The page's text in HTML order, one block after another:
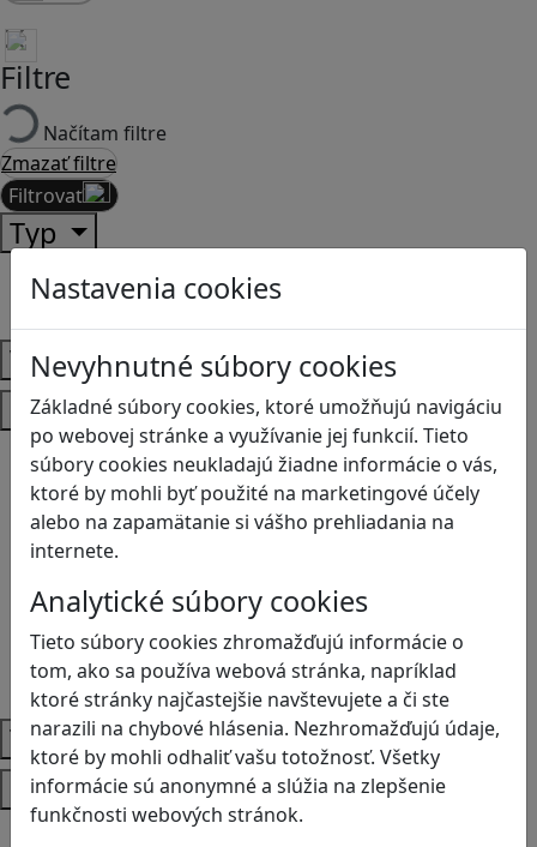
Nastavenia cookies
Nevyhnutné súbory cookies
Základné súbory cookies, ktoré umožňujú navigáciu
po webovej stránke a využívanie jej funkcií. Tieto
súbory cookies neukladajú žiadne informácie o vás,
ktoré by mohli byť použité na marketingové účely
alebo na zapamätanie si vášho prehliadania na
internete.
Analytické súbory cookies
Tieto súbory cookies zhromažďujú informácie o
tom, ako sa používa webová stránka, napríklad
ktoré stránky najčastejšie navštevujete a či ste
narazili na chybové hlásenia. Nezhromažďujú údaje,
ktoré by mohli odhaliť vašu totožnosť. Všetky
informácie sú anonymné a slúžia na zlepšenie
funkčnosti webových stránok.
Filtre
Načítam filtre
Zmazať filtre
Filtrovať
Typ
Články
Recenzie
Vek
Predmety
Anglický jazyk
Biológia
Dejepis
Environmentálna výchova
Geografia
Matematika
Občianska náuka
Vlastiveda
Témy
Platformy